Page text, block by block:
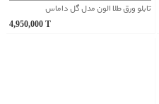
تابلو ورق طلا الون مدل گل داماس
4,950,000T